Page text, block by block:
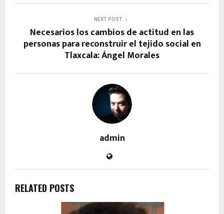
NEXT POST
Necesarios los cambios de actitud en las
personas para reconstruir el tejido social en
Tlaxcala: Ángel Morales
admin
RELATED POSTS